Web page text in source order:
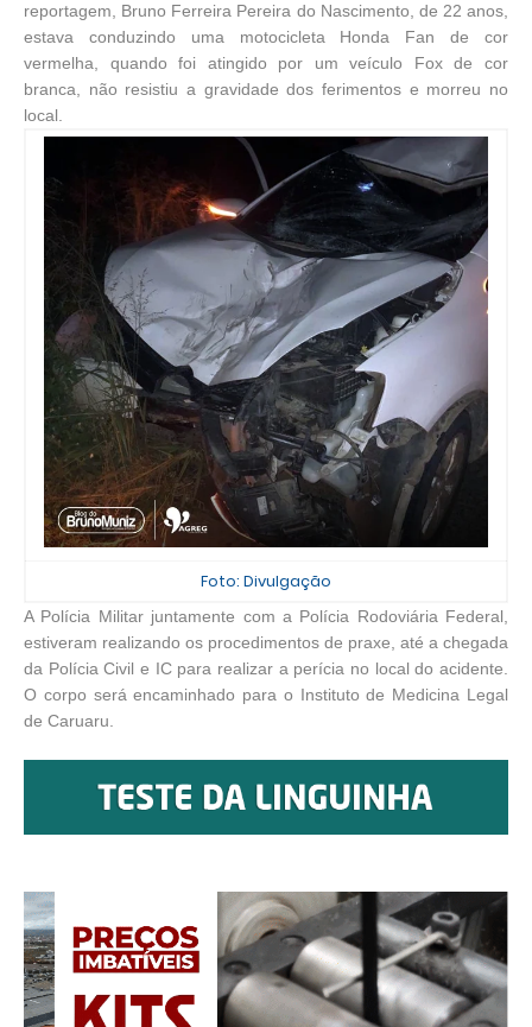
reportagem, Bruno Ferreira Pereira do Nascimento, de 22 anos,
estava conduzindo uma motocicleta Honda Fan de cor
vermelha, quando foi atingido por um veículo Fox de cor
branca, não resistiu a gravidade dos ferimentos e morreu no
local.
Foto: Divulgação
A Polícia Militar juntamente com a Polícia Rodoviária Federal,
estiveram realizando os procedimentos de praxe, até a chegada
da Polícia Civil e IC para realizar a perícia no local do acidente.
O corpo será encaminhado para o Instituto de Medicina Legal
de Caruaru.